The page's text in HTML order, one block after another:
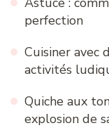
perfection
Cuisiner avec
activités
Quiche aux
explosion de